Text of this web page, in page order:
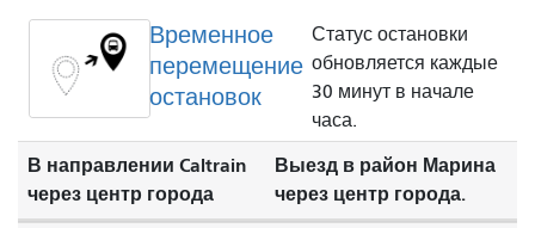
Временное
перемещение
остановок
Статус остановки
обновляется каждые
30 минут в начале
часа.
В направлении Caltrain
через центр города
Выезд в район Марина
через центр города.